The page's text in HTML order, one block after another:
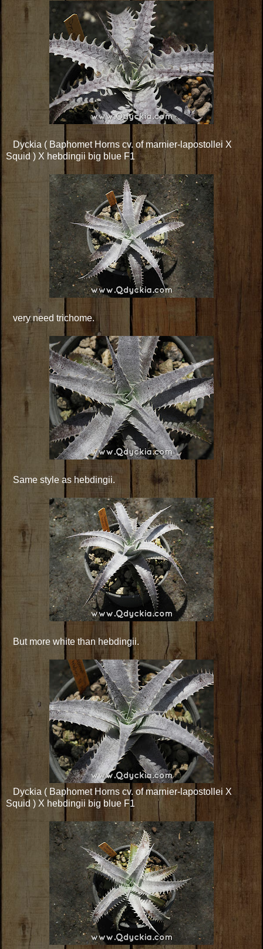
Dyckia ( Baphomet Horns cv. of marnier-lapostollei X
Squid ) X hebdingii big blue F1
very need trichome.
Same style as hebdingii.
But more white than hebdingii.
Dyckia ( Baphomet Horns cv. of marnier-lapostollei X
Squid ) X hebdingii big blue F1